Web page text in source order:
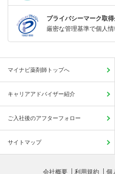
プライバシーマーク取
厳密な管理基準で個人情
マイナビ薬剤師トップへ
キャリアアドバイザー紹介
ご入社後のアフターフォロー
サイトマップ
会社概要 利用規約 個